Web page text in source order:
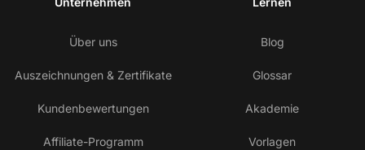
Über uns
Auszeichnungen & Zertifikate
Kundenbewertungen
Affiliate-Programm
Blog
Glossar
Akademie
Vorlagen